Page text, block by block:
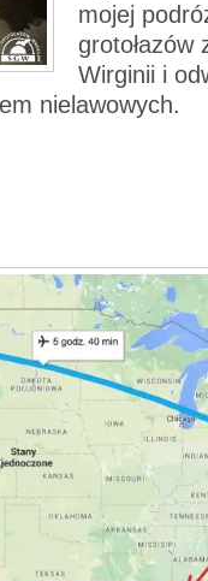
mojej
grotołazów
Wirginii i
nielawowych.